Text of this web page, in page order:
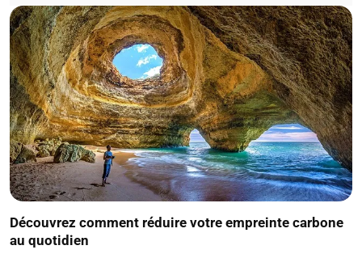
Découvrez comment réduire votre empreinte carbone
au quotidien